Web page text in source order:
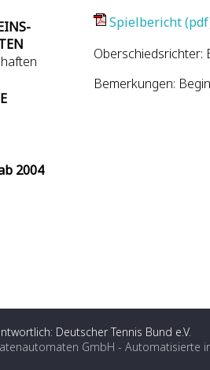
2004
Spielbericht
Oberschiedsrichter:
Bemerkungen:
Deutscher Tennis Bund e.V.
GmbH - Automatisierte